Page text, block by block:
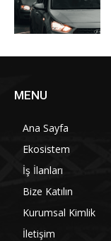
MENU
Ana Sayfa
Ekosistem
İş İlanları
Bize Katılın
Kurumsal Kimlik
İletişim